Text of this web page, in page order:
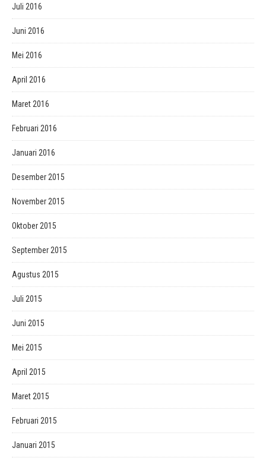
Juli 2016
Juni 2016
Mei 2016
April 2016
Maret 2016
Februari 2016
Januari 2016
Desember 2015
November 2015
Oktober 2015
September 2015
Agustus 2015
Juli 2015
Juni 2015
Mei 2015
April 2015
Maret 2015
Februari 2015
Januari 2015